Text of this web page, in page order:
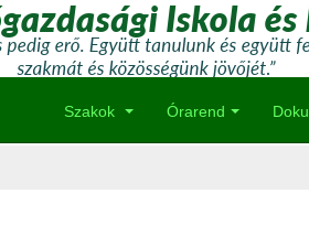
Szakok Órarend